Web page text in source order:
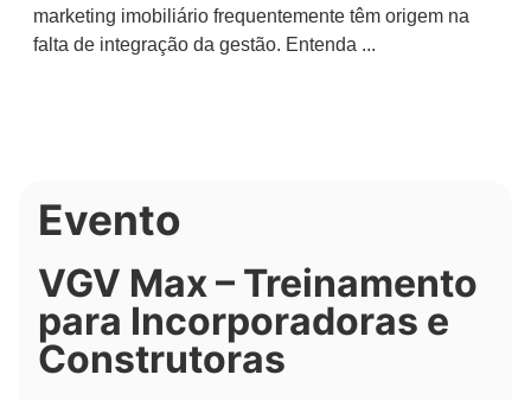
marketing imobiliário frequentemente têm origem na
falta de integração da gestão. Entenda ...
Evento
VGV Max – Treinamento
para Incorporadoras e
Construtoras